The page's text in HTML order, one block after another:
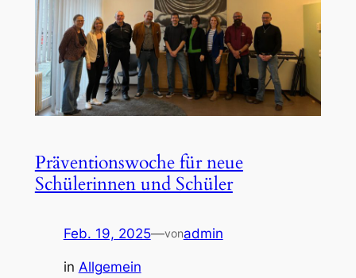
Präventionswoche für neue
Schülerinnen und Schüler
Feb. 19, 2025—vonadmin
in Allgemein